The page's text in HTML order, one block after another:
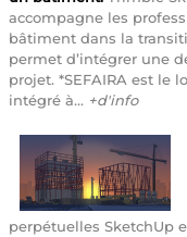
accompagne les
bâtiment dans la
permet d’intégrer une
projet. *SEFAIRA est le
intégré à... +d'info
perpétuelles SketchUp